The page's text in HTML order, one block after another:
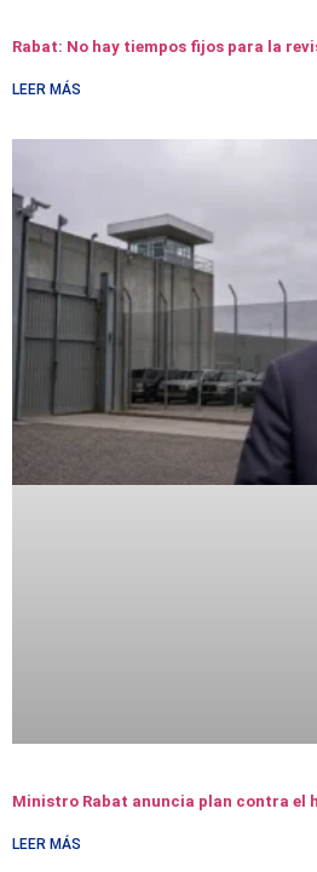
Rabat: No hay tiempos fijos para la
LEER MÁS
Ministro Rabat anuncia plan contra el
LEER MÁS